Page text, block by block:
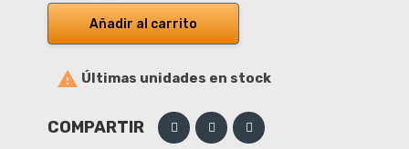
Añadir al carrito
 Últimas unidades en stock
COMPARTIR